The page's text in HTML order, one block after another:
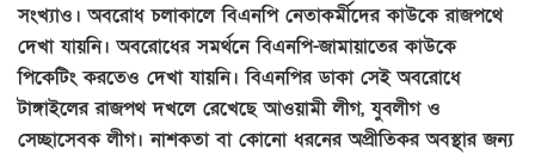
সংখ্যাও। অবরোধ চলাকালে বিএনপি নেতাকর্মীদের কাউকে রাজপথে
দেখা যায়নি। অবরোধের সমর্থনে বিএনপি-জামায়াতের কাউকে
পিকেটিং করতেও দেখা যায়নি। বিএনপির ডাকা সেই অবরোধে
টাঙ্গাইলের রাজপথ দখলে রেখেছে আওয়ামী লীগ, যুবলীগ ও
সেচ্ছাসেবক লীগ। নাশকতা বা কোনো ধরনের অপ্রীতিকর অবস্থার জন্য